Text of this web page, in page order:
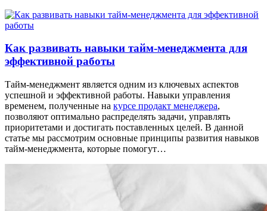
Как развивать навыки тайм-менеджмента для
эффективной работы
Тайм-менеджмент является одним из ключевых аспектов
успешной и эффективной работы. Навыки управления
временем, полученные на курсе продакт менеджера,
позволяют оптимально распределять задачи, управлять
приоритетами и достигать поставленных целей. В данной
статье мы рассмотрим основные принципы развития навыков
тайм-менеджмента, которые помогут…